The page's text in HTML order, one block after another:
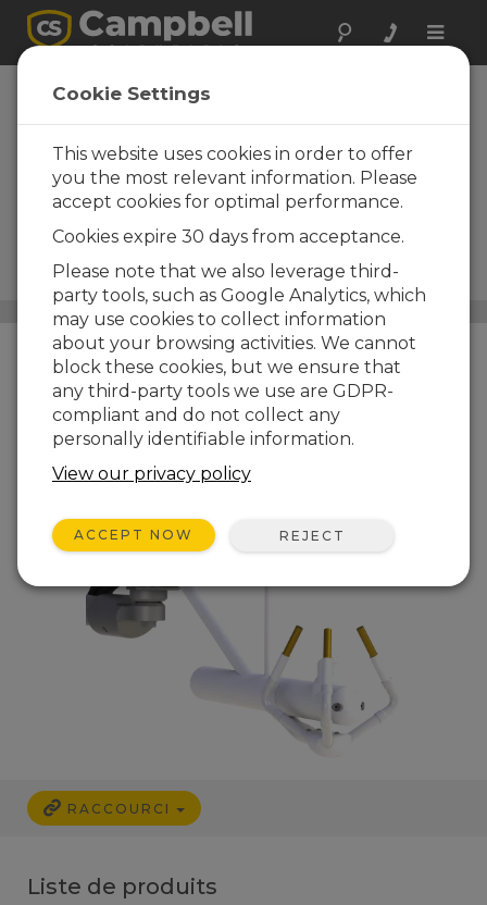
Toggle
Capteurs de flux
de chaleur, de
vapeur d'eau et de
dioxyde de
carbone
d'Eddy Covariance
Capteurs / Capteurs de flux de chaleur, de vapeur d'eau
et de dioxyde de carbone
RACCOURCI
Liste de produits
Cookie Settings
This website uses cookies in order to offer
you the most relevant information. Please
accept cookies for optimal performance.
Cookies expire 30 days from acceptance.
Please note that we also leverage third-
party tools, such as Google Analytics, which
may use cookies to collect information
about your browsing activities. We cannot
block these cookies, but we ensure that
any third-party tools we use are GDPR-
compliant and do not collect any
personally identifiable information.
View our privacy policy
ACCEPT NOW REJECT